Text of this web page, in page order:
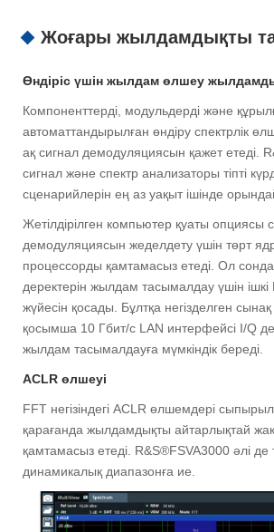
Жоғары жылдамдықты
Өндіріс үшін жылдам өлшеу
Компоненттерді, модульдерді және
автоматтандырылған өндіру спектрлік
ақ сигнал демодуляциясын қажет етеді.
сигнал және спектр анализаторы тіпті
сценарийлерін ең аз уақыт ішінде
Жетілдірілген компьютер қуаты опциясы
демодуляциясын жеделдету үшін төрт
процессорды қамтамасыз етеді. Ол
деректерін жылдам тасымалдау үшін
жүйесін қосады. Бұлтқа негізделген
қосымша 10 Гбит/с LAN интерфейсі I/Q
жылдам тасымалдауға мүмкіндік береді.
ACLR өлшеуі
FFT негізіндегі ACLR өлшемдері
қарағанда жылдамдықты айтарлықтай
қамтамасыз етеді. R&S®FSVA3000 әлі
динамикалық диапазонға ие.